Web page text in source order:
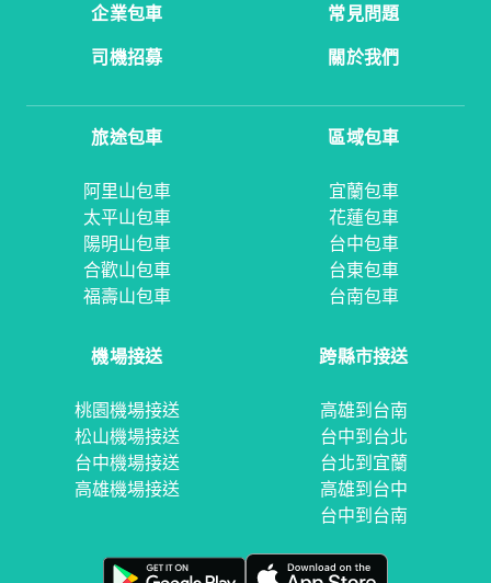
企業包車
常見問題
司機招募
關於我們
旅途包車
阿里山包車
太平山包車
陽明山包車
合歡山包車
福壽山包車
區域包車
宜蘭包車
花蓮包車
台中包車
台東包車
台南包車
機場接送
桃園機場接送
松山機場接送
台中機場接送
高雄機場接送
跨縣市接送
高雄到台南
台中到台北
台北到宜蘭
高雄到台中
台中到台南